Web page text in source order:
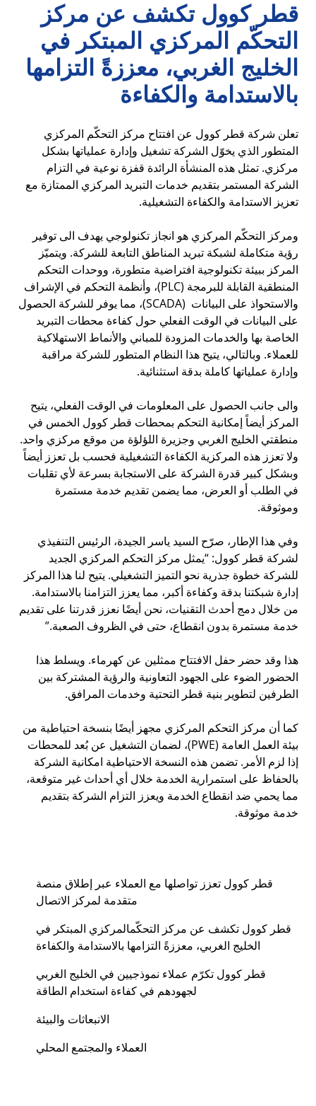
قطر كوول تكشف عن مركز
التحكّم المركزي المبتكر في
الخليج الغربي، معززةً التزامها
بالاستدامة والكفاءة
تعلن شركة قطر كوول عن افتتاح مركز التحكّم المركزي
المتطور الذي يخوّل الشركة تشغيل وإدارة عملياتها بشكل
مركزي. تمثل هذه المنشأة الرائدة قفزة نوعية في التزام
الشركة المستمر بتقديم خدمات التبريد المركزي الممتازة مع
تعزيز الاستدامة والكفاءة التشغيلية.
ومركز التحكّم المركزي هو انجاز تكنولوجي يهدف الى توفير
رؤية متكاملة لشبكة تبريد المناطق التابعة للشركة. ويتميّز
المركز ببيئة تكنولوجية افتراضية متطورة، ووحدات التحكم
المنطقية القابلة للبرمجة (PLC)، وأنظمة التحكم في الإشراف
والاستحواذ على البيانات (SCADA)، مما يوفر للشركة الحصول
على البيانات في الوقت الفعلي حول كفاءة محطات التبريد
الخاصة بها والخدمات المزودة للمباني والأنماط الاستهلاكية
للعملاء. وبالتالي، يتيح هذا النظام المتطور للشركة مراقبة
وإدارة عملياتها كاملة بدقة استثنائية.
والى جانب الحصول على المعلومات في الوقت الفعلي، يتيح
المركز أيضاً إمكانية التحكم بمحطات قطر كوول الخمس في
منطقتي الخليج الغربي وجزيرة اللؤلؤة من موقع مركزي واحد.
ولا تعزز هذه المركزية الكفاءة التشغيلية فحسب بل تعزز أيضاً
وبشكل كبير قدرة الشركة على الاستجابة بسرعة لأي تقلبات
في الطلب أو العرض، مما يضمن تقديم خدمة مستمرة
وموثوقة.
وفي هذا الإطار، صرّح السيد ياسر الجيدة، الرئيس التنفيذي
لشركة قطر كوول: “يمثل مركز التحكم المركزي الجديد
للشركة خطوة جذرية نحو التميز التشغيلي. يتيح لنا هذا المركز
إدارة شبكتنا بدقة وكفاءة أكبر، مما يعزز التزامنا بالاستدامة.
من خلال دمج أحدث التقنيات، نحن أيضًا نعزز قدرتنا على تقديم
خدمة مستمرة بدون انقطاع، حتى في الظروف الصعبة.”
هذا وقد حضر حفل الافتتاح ممثلين عن كهرماء. ويسلط هذا
الحضور الضوء على الجهود التعاونية والرؤية المشتركة بين
الطرفين لتطوير بنية قطر التحتية وخدمات المرافق.
كما أن مركز التحكم المركزي مجهز أيضًا بنسخة احتياطية من
بيئة العمل العامة (PWE)، لضمان التشغيل عن بُعد للمحطات
إذا لزم الأمر. تضمن هذه النسخة الاحتياطية امكانية الشركة
بالحفاظ على استمرارية الخدمة خلال أي أحداث غير متوقعة،
مما يحمي ضد انقطاع الخدمة ويعزز التزام الشركة بتقديم
خدمة موثوقة.
قطر كوول تعزز تواصلها مع العملاء عبر إطلاق منصة
متقدمة لمركز الاتصال
قطر كوول تكشف عن مركز التحكّمالمركزي المبتكر في
الخليج الغربي، معززةً التزامها بالاستدامة والكفاءة
قطر كوول تكرّم عملاء نموذجيين في الخليج الغربي
لجهودهم في كفاءة استخدام الطاقة
الانبعاثات والبيئة
العملاء والمجتمع المحلي